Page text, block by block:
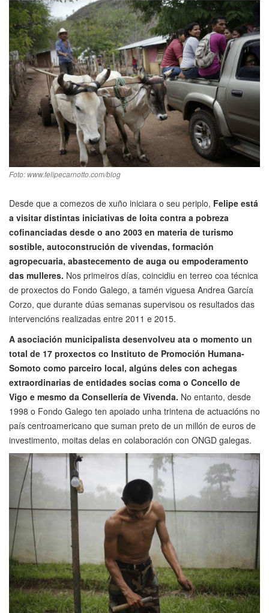
Foto: www.felipecarnotto.com/blog
Desde que a comezos de xuño iniciara o seu periplo, Felipe está
a visitar distintas iniciativas de loita contra a pobreza
cofinanciadas desde o ano 2003 en materia de turismo
sostible, autoconstrución de vivendas, formación
agropecuaria, abastecemento de auga ou empoderamento
das mulleres. Nos primeiros días, coincidiu en terreo coa técnica
de proxectos do Fondo Galego, a tamén viguesa Andrea García
Corzo, que durante dúas semanas supervisou os resultados das
intervencións realizadas entre 2011 e 2015.
A asociación municipalista desenvolveu ata o momento un
total de 17 proxectos co Instituto de Promoción Humana-
Somoto como parceiro local, algúns deles con achegas
extraordinarias de entidades socias coma o Concello de
Vigo e mesmo da Consellería de Vivenda. No entanto, desde
1998 o Fondo Galego ten apoiado unha trintena de actuacións no
país centroamericano que suman preto de un millón de euros de
investimento, moitas delas en colaboración con ONGD galegas.